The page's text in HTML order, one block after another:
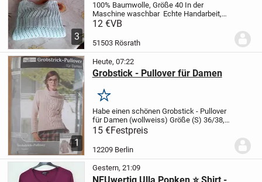
3
100% Baumwolle, Größe 40 In der
Maschine waschbar Echte Handarbeit,
neuwertig
12 €VB
51503 Rösrath
1
Heute, 07:22
Grobstick - Pullover für Damen
Merken
Habe einen schönen Grobstick - Pullover
für Damen (wollweiss) Größe (S) 36/38,
in Original Verpackung, anzubieten
15 €Festpreis
12209 Berlin
Gestern, 21:09
NEUwertig Ulla Popken ⭐ Shirt -